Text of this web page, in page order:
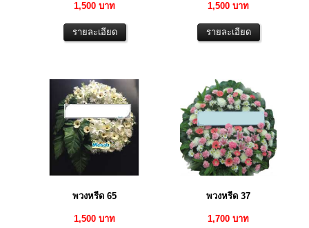
1,500 บาท 1,500 บาท
พวงหรีด 65
1,500 บาท
พวงหรีด 37
1,700 บาท